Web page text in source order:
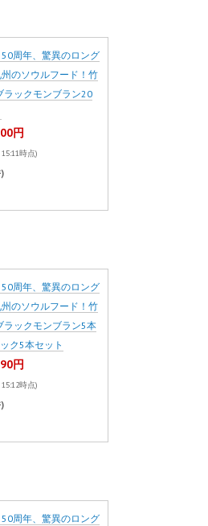
周年、驚異のロング
のソウルフード！竹
ラックモンブラン20
円
時点)
周年、驚異のロング
のソウルフード！竹
ラックモンブラン5本
ク5本セット
円
時点)
周年、驚異のロング